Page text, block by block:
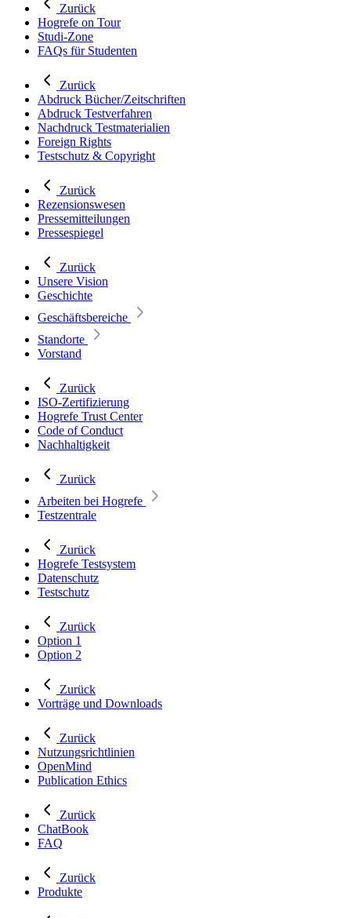
Zurück
Hogrefe on Tour
Studi-Zone
FAQs für Studenten
Zurück
Abdruck Bücher/Zeitschriften
Abdruck Testverfahren
Nachdruck Testmaterialien
Foreign Rights
Testschutz & Copyright
Zurück
Rezensionswesen
Pressemitteilungen
Pressespiegel
Zurück
Unsere Vision
Geschichte
Geschäftsbereiche
Standorte
Vorstand
Zurück
ISO-Zertifizierung
Hogrefe Trust Center
Code of Conduct
Nachhaltigkeit
Zurück
Arbeiten bei Hogrefe
Testzentrale
Zurück
Hogrefe Testsystem
Datenschutz
Testschutz
Zurück
Option 1
Option 2
Zurück
Vorträge und Downloads
Zurück
Nutzungsrichtlinien
OpenMind
Publication Ethics
Zurück
ChatBook
FAQ
Zurück
Produkte